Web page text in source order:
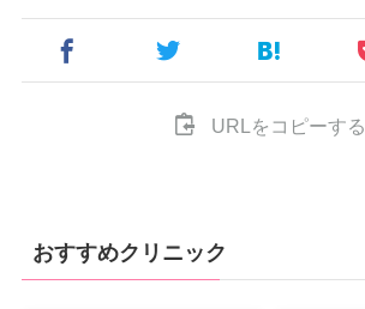
URLをコピーする
おすすめクリニック